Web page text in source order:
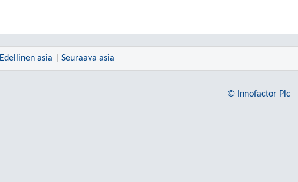
Edellinen asia Seuraava asia
© Innofactor Plc